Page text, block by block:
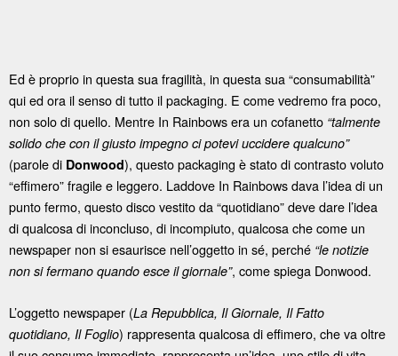
Ed è proprio in questa sua fragilità, in questa sua “consumabilità”
qui ed ora il senso di tutto il packaging. E come vedremo fra poco,
non solo di quello. Mentre In Rainbows era un cofanetto “talmente
solido che con il giusto impegno ci potevi uccidere qualcuno”
(parole di Donwood), questo packaging è stato di contrasto voluto
“effimero” fragile e leggero. Laddove In Rainbows dava l’idea di un
punto fermo, questo disco vestito da “quotidiano” deve dare l’idea
di qualcosa di inconcluso, di incompiuto, qualcosa che come un
newspaper non si esaurisce nell’oggetto in sé, perché “le notizie
non si fermano quando esce il giornale”, come spiega Donwood.
L’oggetto newspaper (La Repubblica, Il Giornale, Il Fatto
quotidiano, Il Foglio) rappresenta qualcosa di effimero, che va oltre